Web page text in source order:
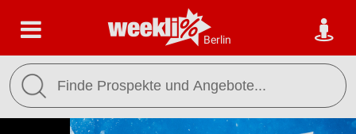
Berlin